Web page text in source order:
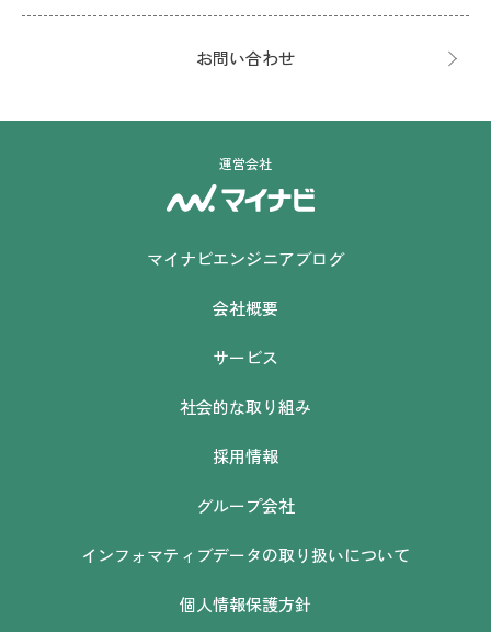
お問い合わせ
運営会社
マイナビエンジニアブログ
会社概要
サービス
社会的な取り組み
採用情報
グループ会社
インフォマティブデータの取り扱いについて
個人情報保護方針